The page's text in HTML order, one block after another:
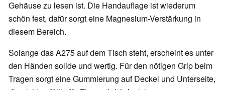
Gehäuse zu lesen ist. Die Handauflage ist wiederum
schön fest, dafür sorgt eine Magnesium-Verstärkung in
diesem Bereich.
Solange das A275 auf dem Tisch steht, erscheint es unter
den Händen solide und wertig. Für den nötigen Grip beim
Tragen sorgt eine Gummierung auf Deckel und Unterseite,